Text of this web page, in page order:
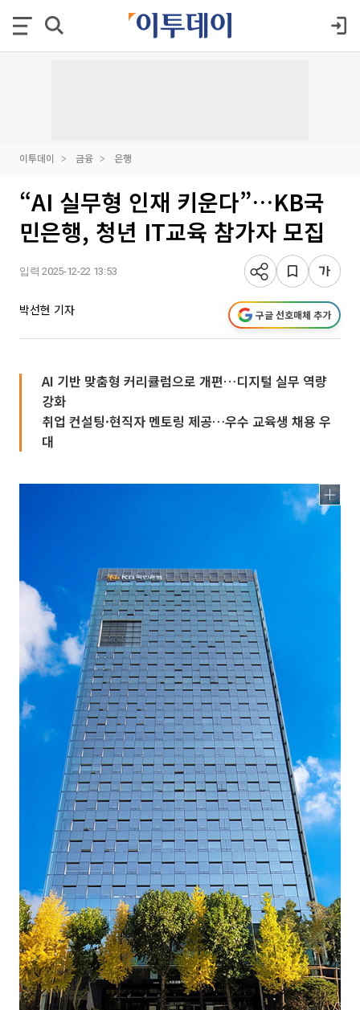
이투데이 금융 은행
“AI 실무형 인재 키운다”…KB국
민은행, 청년 IT교육 참가자 모집
입력 2025-12-22 13:53
박선현 기자 구글 선호매체 추가
AI 기반 맞춤형 커리큘럼으로 개편…디지털 실무 역량
강화
취업 컨설팅·현직자 멘토링 제공…우수 교육생 채용 우
대